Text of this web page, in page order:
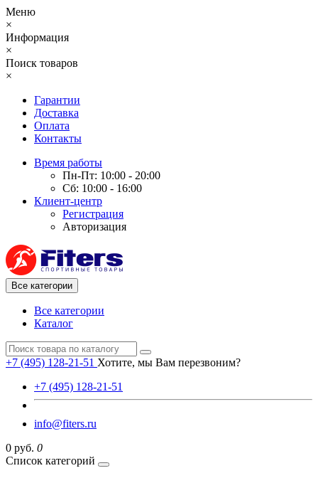
Меню
×
Информация
×
Поиск товаров
×
Гарантии
Доставка
Оплата
Контакты
Время работы
Пн-Пт: 10:00 - 20:00
Сб: 10:00 - 16:00
Клиент-центр
Регистрация
Авторизация
Все категории
Все категории
Каталог
+7 (495) 128-21-51 Хотите, мы Вам перезвоним?
+7 (495) 128-21-51
info@fiters.ru
0 руб. 0
Список категорий